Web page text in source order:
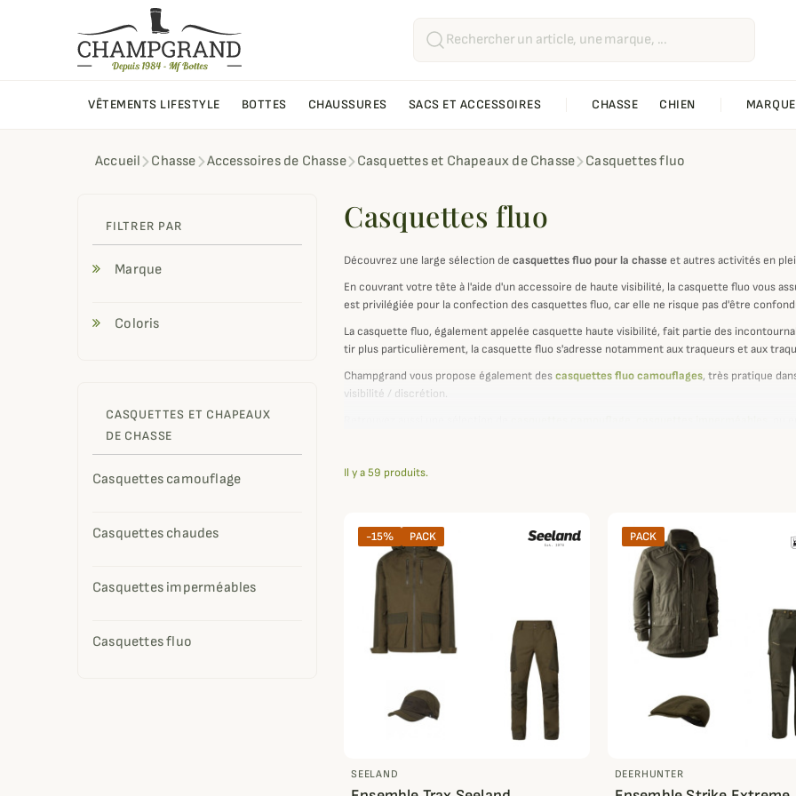
VÊTEMENTS LIFESTYLE BOTTES CHAUSSURES SACS ET ACCESSOIRES CHASSE CHIEN
Accueil Chasse Accessoires de Chasse Casquettes et Chapeaux de Chasse Casquettes fluo
FILTRER PAR
Marque
Coloris
CASQUETTES ET CHAPEAUX
DE CHASSE
Casquettes camouflage
Casquettes chaudes
Casquettes imperméables
Casquettes fluo
Casquettes fluo
Découvrez une large sélection de casquettes fluo pour la chasseet autres activités en
En couvrant votre tête à l'aide d'un accessoire de haute visibilité, la casquette fluo vous
est privilégiée pour la confection des casquettes fluo, car elle ne risque pas d'être
La casquette fluo, également appelée casquette haute visibilité, fait partie des
tir plus particulièrement, la casquette fluo s'adresse notamment aux traqueurs et aux
Champgrand vous propose également descasquettes fluo camouflages, très pratique
visibilité / discrétion.
Il y a 59 produits.
-15% PACK
SEELAND
PACK
DEERHUNTER